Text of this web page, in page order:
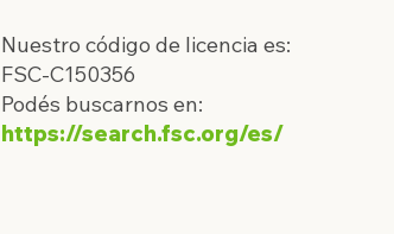
Nuestro código de licencia es:
FSC-C150356
Podés buscarnos en:
https://search.fsc.org/es/